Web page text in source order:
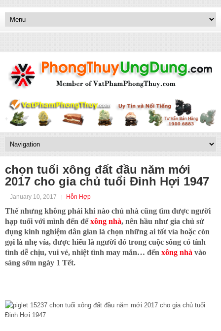
chọn tuổi xông đất đầu năm mới
2017 cho gia chủ tuổi Đinh Hợi 1947
January 10, 2017 Hỗn Hợp
Thế nhưng không phải khi nào chủ nhà cũng tìm được người
hạp tuổi với mình đến đểxông nhà, nên hầu như gia chủ sử
dụng kinh nghiệm dân gian là chọn những ai tốt vía hoặc còn
gọi là nhẹ vía, được hiểu là người đó trong cuộc sống có tính
tình dễ chịu, vui vẻ, nhiệt tình may mắn… đến xông nhà vào
sáng sớm ngày 1 Tết.